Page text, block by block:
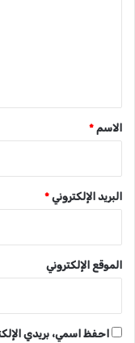
*
الاسم *
البريد الإلكتروني *
الموقع الإلكتروني
احفظ اسمي، بريدي